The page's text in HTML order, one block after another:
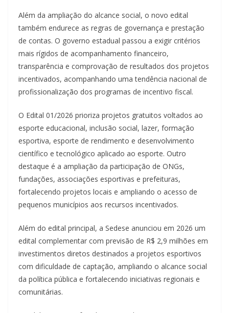
Além da ampliação do alcance social, o novo edital
também endurece as regras de governança e prestação
de contas. O governo estadual passou a exigir critérios
mais rígidos de acompanhamento financeiro,
transparência e comprovação de resultados dos projetos
incentivados, acompanhando uma tendência nacional de
profissionalização dos programas de incentivo fiscal.
O Edital 01/2026 prioriza projetos gratuitos voltados ao
esporte educacional, inclusão social, lazer, formação
esportiva, esporte de rendimento e desenvolvimento
científico e tecnológico aplicado ao esporte. Outro
destaque é a ampliação da participação de ONGs,
fundações, associações esportivas e prefeituras,
fortalecendo projetos locais e ampliando o acesso de
pequenos municípios aos recursos incentivados.
Além do edital principal, a Sedese anunciou em 2026 um
edital complementar com previsão de R$ 2,9 milhões em
investimentos diretos destinados a projetos esportivos
com dificuldade de captação, ampliando o alcance social
da política pública e fortalecendo iniciativas regionais e
comunitárias.